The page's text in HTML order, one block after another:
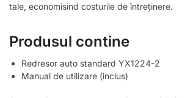
tale, economisind costurile de întreținere.
Produsul contine
Redresor auto standard YX1224-2
Manual de utilizare (inclus)